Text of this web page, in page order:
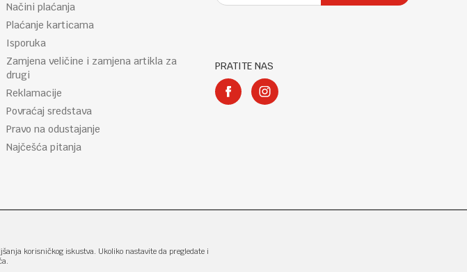
Načini plaćanja
Plaćanje karticama
Isporuka
Zamjena veličine i zamjena artikla za
drugi
Reklamacije
Povraćaj sredstava
Pravo na odustajanje
Najčešća pitanja
PRATITE NAS
korisničkog iskustva. Ukoliko nastavite da pregledate i